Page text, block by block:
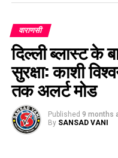
वाराणसी
दिल्ली ब्लास्ट के
सुरक्षा: काशी
तक अलर्ट मोड
Published 9 months
By SANSAD VANI